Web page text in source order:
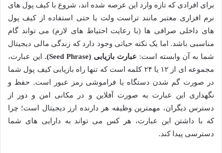
برای افرادی که تازه وارد این عرصه شده اند، شروع با کیف پول های
نرم افزاری معتبر مانند تراست ولت یا حتی استفاده از کیف پول
های داخلی صرافی ها (با رعایت احتیاط های لازم) می تواند گام
مناسبی باشد. اما یک نکته حیاتی وجود دارد که زندگی مالی دیجیتال
شما به آن وابسته است: عبارت بازیابی (Seed Phrase).
این عبارت،
مجموعه ای از ۱۲ یا ۲۴ کلمه است که تنها راه بازیابی کیف پول شما
در صورت گم شدن دستگاه یا فراموشی رمز عبور است. حفظ و
نگهداری این عبارت به صورت آفلاین و در مکانی امن و دور از
دسترس دیگران، مهمترین وظیفه هر دارنده ارز دیجیتال است؛ چرا
که با داشتن این عبارت، هر کس می تواند به دارایی های شما
دسترسی پیدا کند.